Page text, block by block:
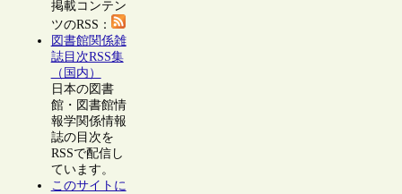
掲載コンテン
ツのRSS：
図書館関係雑
誌目次RSS集
（国内）
日本の図書
館・図書館情
報学関係情報
誌の目次を
RSSで配信し
ています。
このサイトに